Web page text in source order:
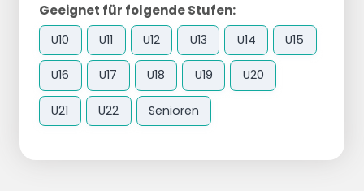
Geeignet für folgende Stufen:
U10 U11 U12 U13 U14 U15
U16 U17 U18 U19 U20
U21 U22 Senioren